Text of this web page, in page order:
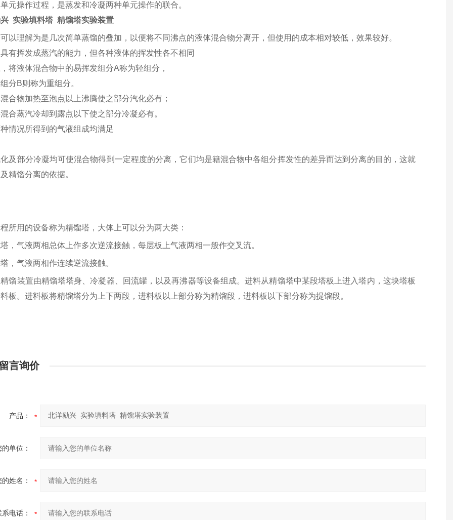
元操作过程，是蒸发和冷凝两种单元操作的联合。
实验填料塔 精馏塔实验装置
以理解为是几次简单蒸馏的叠加，以便将不同沸点的液体混合物分离开，但使用的成本相对较低，效果较好。
有挥发成蒸汽的能力，但各种液体的挥发性各不相同
将液体混合物中的易挥发组分A称为轻组分，
分B则称为重组分。
合物加热至泡点以上沸腾使之部分汽化必有；
合蒸汽冷却到露点以下使之部分冷凝必有。
情况所得到的气液组成均满足
及部分冷凝均可使混合物得到一定程度的分离，它们均是籍混合物中各组分挥发性的差异而达到分离的目的，这就
精馏分离的依据。
所用的设备称为精馏塔，大体上可以分为两大类：
，气液两相总体上作多次逆流接触，每层板上气液两相一般作交叉流。
，气液两相作连续逆流接触。
馏装置由精馏塔塔身、冷凝器、回流罐，以及再沸器等设备组成。进料从精馏塔中某段塔板上进入塔内，这块塔板
板。进料板将精馏塔分为上下两段，进料板以上部分称为精馏段，进料板以下部分称为提馏段。
言询价
产品：
的单位：
的姓名：
系电话：